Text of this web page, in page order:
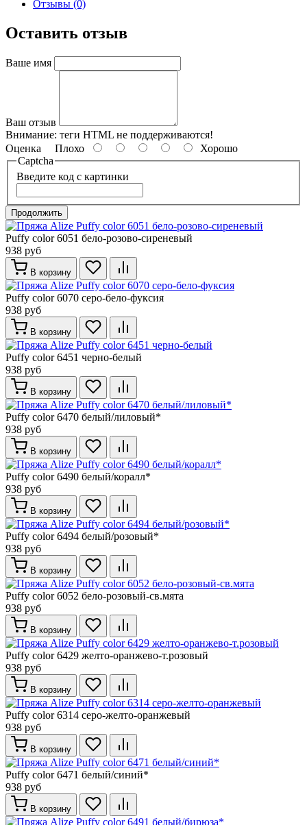
Отзывы (0)
Оставить отзыв
Ваше имя
Ваш отзыв
Внимание: теги HTML не поддерживаются!
Оценка Плохо
Хорошо
Captcha
Введите код с картинки
Продолжить
Puffy color 6051 бело-розово-сиреневый
938 руб
В корзину
Puffy color 6070 серо-бело-фуксия
938 руб
В корзину
Puffy color 6451 черно-белый
938 руб
В корзину
Puffy color 6470 белый/лиловый*
938 руб
В корзину
Puffy color 6490 белый/коралл*
938 руб
В корзину
Puffy color 6494 белый/розовый*
938 руб
В корзину
Puffy color 6052 бело-розовый-св.мята
938 руб
В корзину
Puffy color 6429 желто-оранжево-т.розовый
938 руб
В корзину
Puffy color 6314 серо-желто-оранжевый
938 руб
В корзину
Puffy color 6471 белый/синий*
938 руб
В корзину